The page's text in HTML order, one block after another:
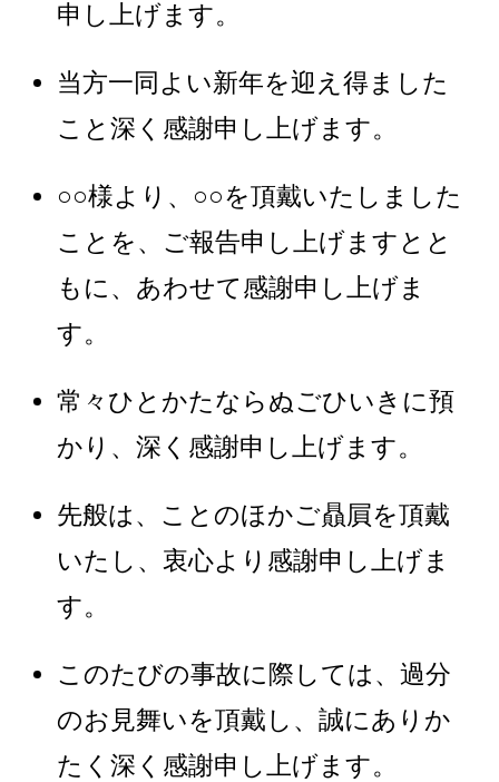
申し上げます。
当方一同よい新年を迎え得ました
こと深く感謝申し上げます。
○○様より、○○を頂戴いたしました
ことを、ご報告申し上げますとと
もに、あわせて感謝申し上げま
す。
常々ひとかたならぬごひいきに預
かり、深く感謝申し上げます。
先般は、ことのほかご贔屓を頂戴
いたし、衷心より感謝申し上げま
す。
このたびの事故に際しては、過分
のお見舞いを頂戴し、誠にありか
たく深く感謝申し上げます。